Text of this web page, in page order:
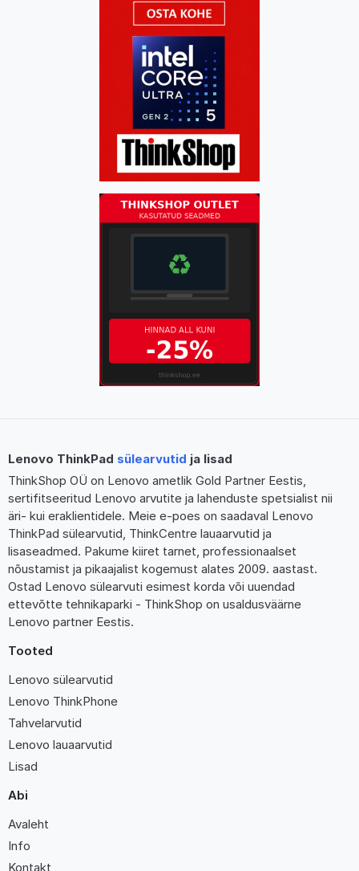
Lenovo ThinkPad sülearvutid ja lisad
ThinkShop OÜ on Lenovo ametlik Gold Partner Eestis,
sertifitseeritud Lenovo arvutite ja lahenduste spetsialist nii
äri- kui eraklientidele. Meie e-poes on saadaval Lenovo
ThinkPad sülearvutid, ThinkCentre lauaarvutid ja
lisaseadmed. Pakume kiiret tarnet, professionaalset
nõustamist ja pikaajalist kogemust alates 2009. aastast.
Ostad Lenovo sülearvuti esimest korda või uuendad
ettevõtte tehnikaparki - ThinkShop on usaldusväärne
Lenovo partner Eestis.
Tooted
Lenovo sülearvutid
Lenovo ThinkPhone
Tahvelarvutid
Lenovo lauaarvutid
Lisad
Abi
Avaleht
Info
Kontakt